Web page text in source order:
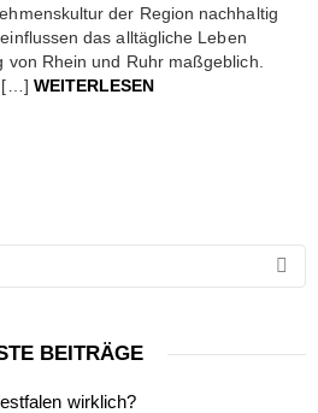
der Region nachhaltig
das alltägliche Leben
von Rhein und Ruhr maßgeblich.
[…] WEITERLESEN
BEITRÄGE
wirklich?